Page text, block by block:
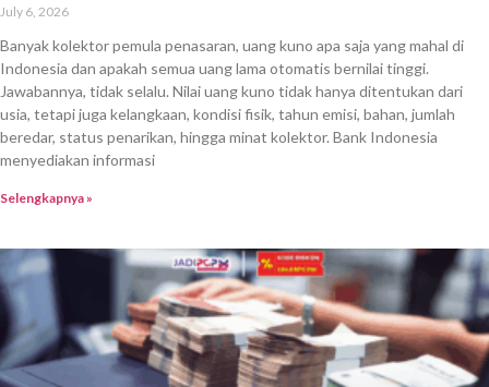
July 6, 2026
Banyak kolektor pemula penasaran, uang kuno apa saja yang mahal di
Indonesia dan apakah semua uang lama otomatis bernilai tinggi.
Jawabannya, tidak selalu. Nilai uang kuno tidak hanya ditentukan dari
usia, tetapi juga kelangkaan, kondisi fisik, tahun emisi, bahan, jumlah
beredar, status penarikan, hingga minat kolektor. Bank Indonesia
menyediakan informasi
Selengkapnya »